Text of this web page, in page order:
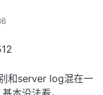
和server log混在一